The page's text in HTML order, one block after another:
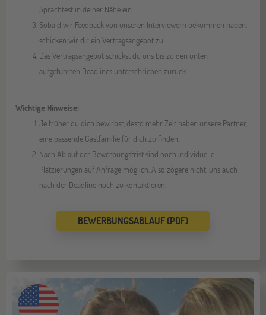
Sprachtest in deiner Nähe ein.
Sobald wir Feedback von unseren Interviewern bekommen haben,
schicken wir dir ein Vertragsangebot zu.
Das Vertragsangebot schickst du uns bis zu den unten
aufgeführten Deadlines unterschrieben zurück.
Wichtige Hinweise:
Je früher du dich bewirbst, desto mehr Zeit haben unsere Partner,
eine passende Gastfamilie für dich zu finden.
Nach Ablauf der Bewerbungsfrist sind noch individuelle
Platzierungen auf Anfrage möglich. Also zögere nicht, uns auch
nach der Deadline noch zu kontaktieren!
BEWERBUNGSABLAUF (PDF)